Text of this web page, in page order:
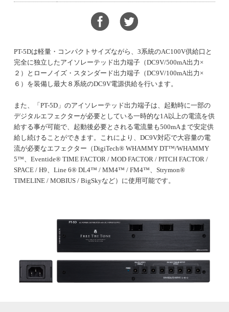
PT-5Dは軽量・コンパクトサイズながら、3系統のAC100V供給口と
完全に独立したアイソレーテッド出力端子（DC9V/500mA出力×
２）とローノイズ・スタンダード出力端子（DC9V/100mA出力×
６）を装備し最大８系統のDC9V電源供給を行います。
また、「PT-5D」のアイソレーテッド出力端子は、起動時に一部の
デジタルエフェクターが必要としている一時的な1A以上の電流を供
給する事が可能で、起動後必要とされる電流量も500mAまで安定供
給し続けることができます。これにより、DC9V対応で大容量の電
流が必要なエフェクター（DigiTech® WHAMMY DT™/WHAMMY
5™、Eventide® TIME FACTOR / MOD FACTOR / PITCH FACTOR /
SPACE / H9、Line 6® DL4™ / MM4™ / FM4™、Strymon®
TIMELINE / MOBIUS / BigSkyなど）に使用可能です。